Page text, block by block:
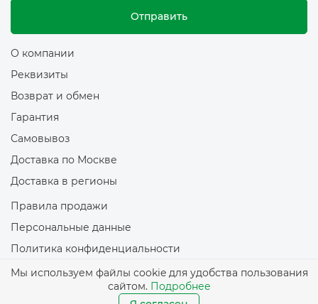
Отправить
О компании
Реквизиты
Возврат и обмен
Гарантия
Самовывоз
Доставка по Москве
Доставка в регионы
Правила продажи
Персональные данные
Политика конфиденциальности
Политика обработки файлов Cookie
Мы используем файлы cookie для удобства пользования
сайтом. Подробнее